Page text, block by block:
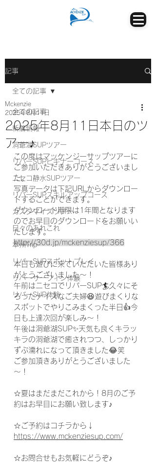
記事
全ての記事
新着情報
洞爺湖SUPツアー
リバーSUPビギナーコース
ニセコ静水SUPツアー
リバーSUPスキルアップコース
カスタマイズツアー
日々のあれこれ
本州Trip
リバーSUPスポットプレイ
リバーサーフィン体験
リバーSUP体験
全ての記事
2025年8月11日本日のツ
アー♪
Mckenzie
2025年8月11日
この度はマッケンジーサップツアーに
ご参加いただきありがとうございまし
た。
写真データは下記URLからダウンロー
ドすることができます。
ダウンロード期限は1年間となります
のでお早目のダウンロードをお願いい
たします。
http://30d.jp/mckenziesup/366
本日も遊びに来ていただいた皆様あり
がとうございました～！
午前はニセコでリバーSUP🏄久々にそ
ろったナイスなご夫婦😆遊びまくりな
スポットでやりこみまくった半日👍今
日も上達次回が楽しみ～！
午後は洞爺湖SUP✨天気も良くキラッ
キラの洞爺湖で癒されつつ、しっかり
ずぶ濡れになって頂きました😂笑
ご参加頂きありがとうございました
～！
☆夏はまだまだこれから！8月のご予
約はお早目にお願い致します♪
☆ご予約はコチラから↓
https://www.mckenziesup.com/
☆お問合せもお気軽にどうぞ♪